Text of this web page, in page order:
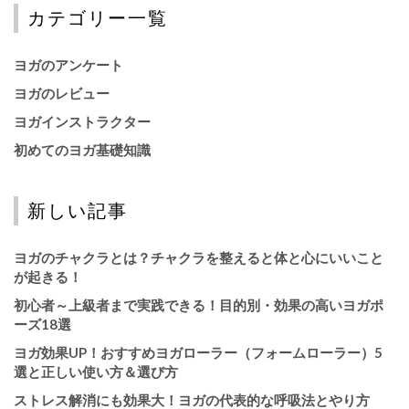
カテゴリー一覧
ヨガのアンケート
ヨガのレビュー
ヨガインストラクター
初めてのヨガ基礎知識
新しい記事
ヨガのチャクラとは？チャクラを整えると体と心にいいこと
が起きる！
初心者～上級者まで実践できる！目的別・効果の高いヨガポ
ーズ18選
ヨガ効果UP！おすすめヨガローラー（フォームローラー）5
選と正しい使い方＆選び方
ストレス解消にも効果大！ヨガの代表的な呼吸法とやり方